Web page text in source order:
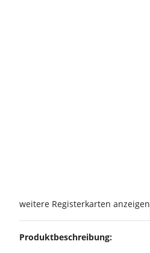
weitere Registerkarten anzeigen
Produktbeschreibung: